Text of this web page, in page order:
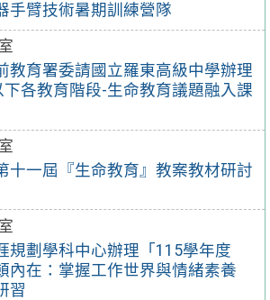
手臂技術暑期訓練營隊
教育署委請國立羅東高級中學辦理
下各教育階段-生命教育議題融入課
十一屆『生命教育』教案教材研討
規劃學科中心辦理「115學年度
內在：掌握工作世界與情緒素養
習